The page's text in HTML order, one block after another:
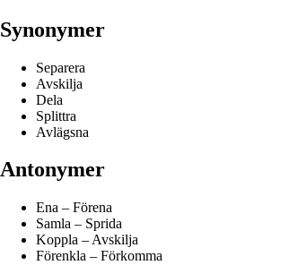
Synonymer
Separera
Avskilja
Dela
Splittra
Avlägsna
Antonymer
Ena – Förena
Samla – Sprida
Koppla – Avskilja
Förenkla – Förkomma